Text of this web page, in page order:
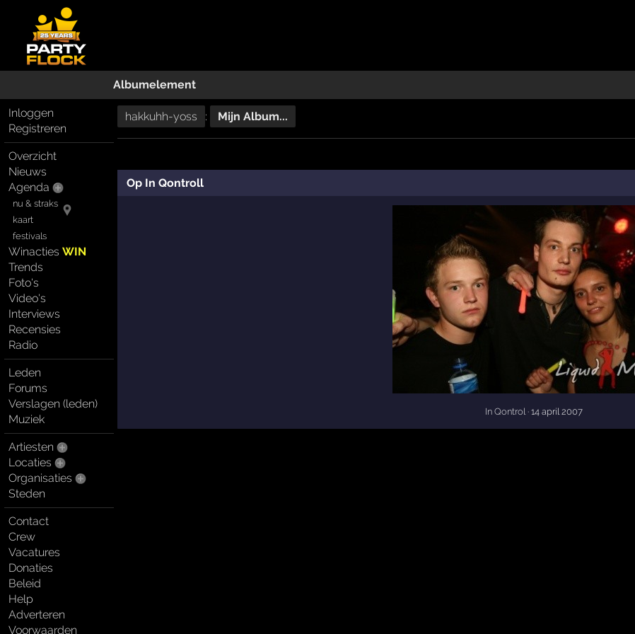
Albumelement
Inloggen
Registreren
Overzicht
Nieuws
Agenda
nu & straks
kaart
festivals
WinactiesWIN
Trends
Foto's
Video's
Interviews
Recensies
Radio
Leden
Forums
Verslagen (leden)
Muziek
Artiesten
Locaties
Organisaties
Steden
Contact
Crew
Vacatures
Donaties
Beleid
Help
Adverteren
Voorwaarden
hakkuhh-yoss : Mijn Album...
Op In Qontroll
In Qontrol · 14 april 2007